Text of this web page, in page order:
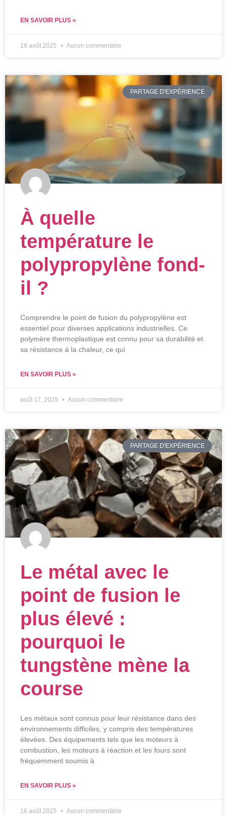
EN SAVOIR PLUS »
18 août 2025 Aucun commentaire
PARTAGE D'EXPÉRIENCE
À quelle
température le
polypropylène fond-
il ?
Comprendre le point de fusion du polypropylène est
essentiel pour diverses applications industrielles. Ce
polymère thermoplastique est connu pour sa durabilité et
sa résistance à la chaleur, ce qui
EN SAVOIR PLUS »
août 17, 2025 Aucun commentaire
PARTAGE D'EXPÉRIENCE
Le métal avec le
point de fusion le
plus élevé :
pourquoi le
tungstène mène la
course
Les métaux sont connus pour leur résistance dans des
environnements difficiles, y compris des températures
élevées. Des équipements tels que les moteurs à
combustion, les moteurs à réaction et les fours sont
fréquemment soumis à
EN SAVOIR PLUS »
16 août 2025 Aucun commentaire